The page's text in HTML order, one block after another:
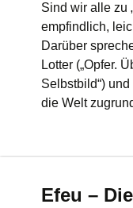
Sind wir alle zu
empfindlich,
Darüber
Lotter („Opfer.
Selbstbild“)
die Welt
Efeu –